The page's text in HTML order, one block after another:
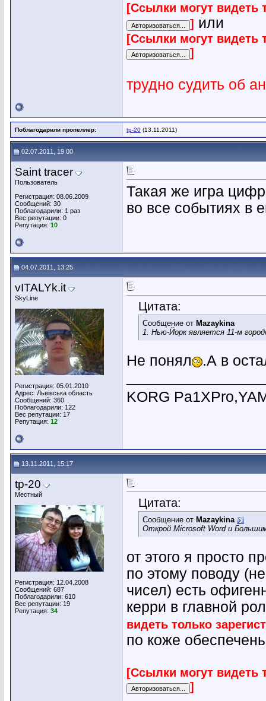
[Ссылки могут видеть
] или
[Ссылки могут видеть
]
трудно судить об
Поблагодарили пропеллер: tp-20 (13.11.2011)
02.07.2011, 19:00
Saint tracer
Пользователь
Регистрация: 08.06.2009
Сообщений: 30
Поблагодарили: 1 раз
Вес репутации: 0
Репутация: 10
Такая же игра
во все событиях в
04.07.2011, 13:25
vITALYk.it
SkyLine
Регистрация: 05.01.2010
Адрес: Львівська область
Сообщений: 360
Поблагодарили: 122
Вес репутации: 17
Репутация: 12
Цитата:
Сообщение от Mazaykina
1. Нью-Йорк является 11-м
Не понял
.А в
KORG
13.11.2011, 15:17
tp-20
Местный
Регистрация: 12.04.2008
Сообщений: 687
Поблагодарили: 610
Вес репутации: 19
Репутация: 34
Цитата:
Сообщение от Mazaykina
Открой Microsoft Word и
от этого я просто
по этому поводу
чисел) есть
керри в главной
видеть только
по коже
[Ссылки могут видеть
]